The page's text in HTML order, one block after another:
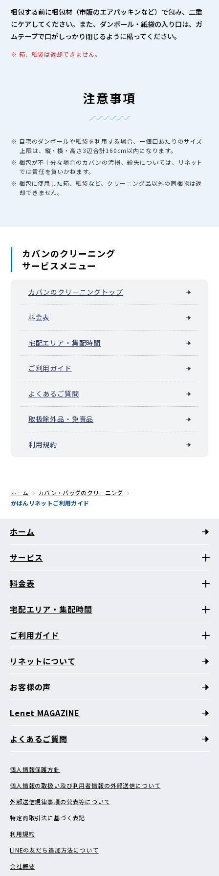
梱包する前に梱包材（市販のエアパッキンなど）で包み、二重
にケアしてください。また、ダンボール・紙袋の入り口は、ガ
ムテープで口がしっかり閉じるように貼ってください。
※ 箱、紙袋は返却できません。
注意事項
※ 自宅のダンボールや紙袋を利用する場合、一個口あたりのサイズ
上限は、縦・横・高さ3辺合計160cm以内になります。
※ 梱包が不十分な場合のカバンの汚損、紛失については、リネット
では責任を負いかねます。
※ 梱包に使用した箱、紙袋など、クリーニング品以外の同梱物は返
却できません。
カバンのクリーニング
サービスメニュー
カバンのクリーニングトップ
料金表
宅配エリア・集配時間
ご利用ガイド
よくあるご質問
取扱除外品・免責品
利用規約
ホーム
カバン・バッグのクリーニング
かばんリネットご利用ガイド
ホーム
サービス
料金表
宅配エリア・集配時間
ご利用ガイド
リネットについて
お客様の声
Lenet MAGAZINE
よくあるご質問
個人情報保護方針
個人情報の取扱い及び利用者情報の外部送信について
外部送信規律事項の公表等について
特定商取引法に基づく表記
利用規約
LINEの友だち追加方法について
会社概要